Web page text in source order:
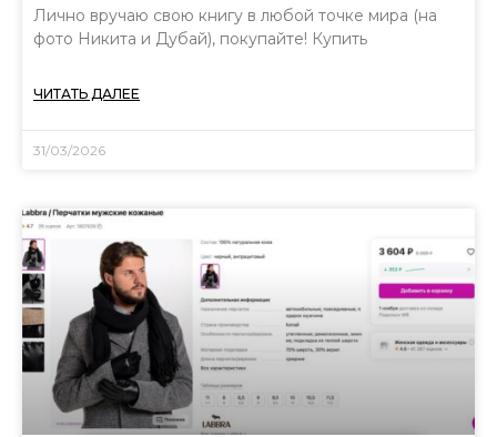
Лично вручаю свою книгу в любой точке мира (на
фото Никита и Дубай), покупайте! Купить
ЧИТАТЬ ДАЛЕЕ
31/03/2026